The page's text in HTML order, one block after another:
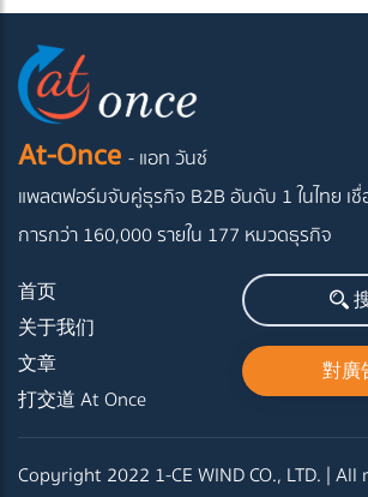
At-Once - แอท วันซ์
แพลตฟอร์มจับคู่ธุรกิจ B2B อันดับ 1 ในไทย เ
การกว่า 160,000 รายใน 177 หมวดธุรกิจ
首页
关于我们
文章
打交道 At Once
對廣
Copyright 2022 1-CE WIND CO., LTD. |